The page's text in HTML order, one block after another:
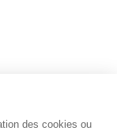
des cookies ou